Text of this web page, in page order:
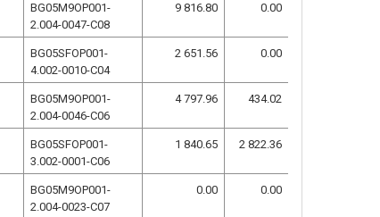
BG05M9OP001-
2.004-0047-C08
9 816.80 0.00
BG05SFOP001-
4.002-0010-C04
2 651.56 0.00
BG05M9OP001-
2.004-0046-C06
4 797.96 434.02
BG05SFOP001-
3.002-0001-C06
1 840.65 2 822.36
BG05M9OP001-
2.004-0023-C07
0.00 0.00